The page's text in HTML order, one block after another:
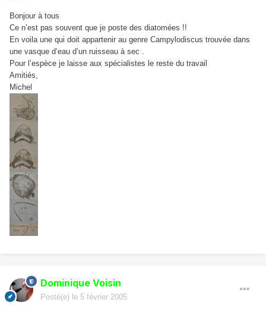
Bonjour à tous
Ce n’est pas souvent que je poste des diatomées !!
En voila une qui doit appartenir au genre Campylodiscus trouvée dans
une vasque d’eau d’un ruisseau à sec .
Pour l’espèce je laisse aux spécialistes le reste du travail
Amitiés,
Michel
Dominique Voisin
Posté(e) le 5 février 2005